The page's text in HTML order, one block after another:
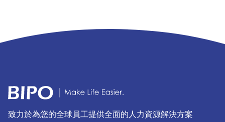
致力於為您的全球員工提供全面的人力資源解決方案